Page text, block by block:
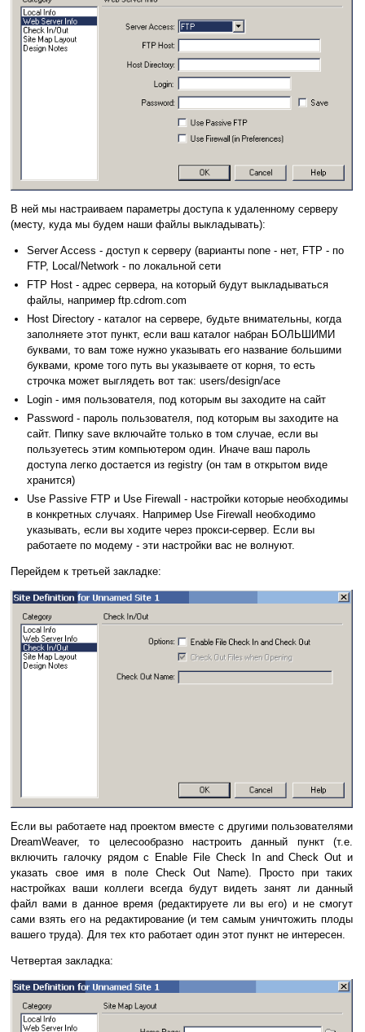
В ней мы настраиваем параметры доступа к удаленному серверу
(месту, куда мы будем наши файлы выкладывать):
Server Access - доступ к серверу (варианты none - нет, FTP - по
FTP, Local/Network - по локальной сети
FTP Host - адрес сервера, на который будут выкладываться
файлы, например ftp.cdrom.com
Host Directory - каталог на сервере, будьте внимательны, когда
заполняете этот пункт, если ваш каталог набран БОЛЬШИМИ
буквами, то вам тоже нужно указывать его название большими
буквами, кроме того путь вы указываете от корня, то есть
строчка может выглядеть вот так: users/design/ace
Login - имя пользователя, под которым вы заходите на сайт
Password - пароль пользователя, под которым вы заходите на
сайт. Пипку save включайте только в том случае, если вы
пользуетесь этим компьютером один. Иначе ваш пароль
доступа легко достается из registry (он там в открытом виде
хранится)
Use Passive FTP и Use Firewall - настройки которые необходимы
в конкретных случаях. Например Use Firewall необходимо
указывать, если вы ходите через прокси-сервер. Если вы
работаете по модему - эти настройки вас не волнуют.
Перейдем к третьей закладке:
Если вы работаете над проектом вместе с другими пользователями
DreamWeaver, то целесообразно настроить данный пункт (т.е.
включить галочку рядом с Enable File Check In and Check Out и
указать свое имя в поле Check Out Name). Просто при таких
настройках ваши коллеги всегда будут видеть занят ли данный
файл вами в данное время (редактируете ли вы его) и не смогут
сами взять его на редактирование (и тем самым уничтожить плоды
вашего труда). Для тех кто работает один этот пункт не интересен.
Четвертая закладка: